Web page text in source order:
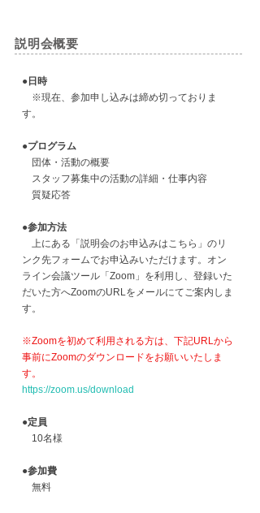
説明会概要
●日時
※現在、参加申し込みは締め切っておりま
す。
●プログラム
団体・活動の概要
スタッフ募集中の活動の詳細・仕事内容
質疑応答
●参加方法
上にある「説明会のお申込みはこちら」のリ
ンク先フォームでお申込みいただけます。オン
ライン会議ツール「Zoom」を利用し、登録いた
だいた方へZoomのURLをメールにてご案内しま
す。
※Zoomを初めて利用される方は、下記URLから
事前にZoomのダウンロードをお願いいたしま
す。
https://zoom.us/download
●定員
10名様
●参加費
​ 無料